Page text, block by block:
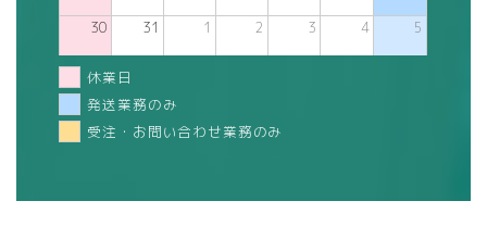
30 31 1 2 3 4 5
休業日
発送業務のみ
受注・お問い合わせ業務のみ